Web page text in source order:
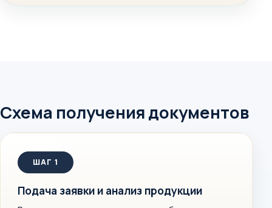
Схема получения документов
Подача заявки и анализ продукции